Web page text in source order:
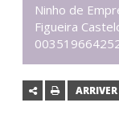
Ninho de
Figueira